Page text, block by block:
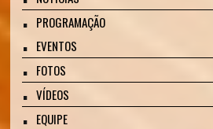
PROGRAMAÇÃO
EVENTOS
FOTOS
VÍDEOS
EQUIPE